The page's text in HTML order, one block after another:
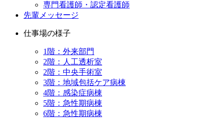
専門看護師・認定看護師
先輩メッセージ
仕事場の様子
1階：外来部門
2階：人工透析室
2階：中央手術室
3階：地域包括ケア病棟
4階：感染症病棟
5階：急性期病棟
6階：急性期病棟